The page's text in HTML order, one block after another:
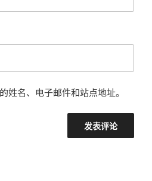
姓名、电子邮件和站点地址。